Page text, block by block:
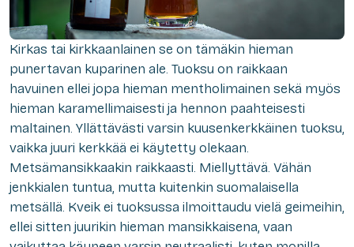
Kirkas tai kirkkaanlainen se on tämäkin hieman
punertavan kuparinen ale. Tuoksu on raikkaan
havuinen ellei jopa hieman mentholimainen sekä myös
hieman karamellimaisesti ja hennon paahteisesti
maltainen. Yllättävästi varsin kuusenkerkkäinen tuoksu,
vaikka juuri kerkkää ei käytetty olekaan.
Metsämansikkaakin raikkaasti. Miellyttävä. Vähän
jenkkialen tuntua, mutta kuitenkin suomalaisella
metsällä. Kveik ei tuoksussa ilmoittaudu vielä geimeihin,
ellei sitten juurikin hieman mansikkaisena, vaan